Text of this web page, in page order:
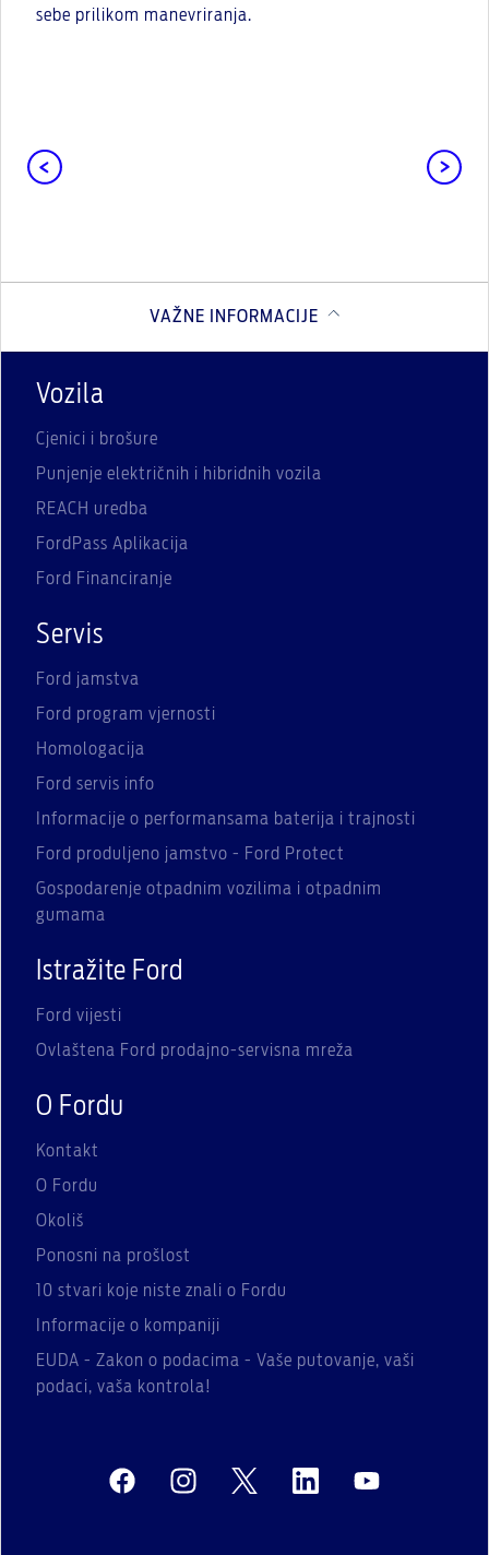
sebe prilikom manevriranja.
VAŽNE INFORMACIJE
Vozila
Cjenici i brošure
Punjenje električnih i hibridnih vozila
REACH uredba
FordPass Aplikacija
Ford Financiranje
Servis
Ford jamstva
Ford program vjernosti
Homologacija
Ford servis info
Informacije o performansama baterija i trajnosti
Ford produljeno jamstvo - Ford Protect
Gospodarenje otpadnim vozilima i otpadnim
gumama
Istražite Ford
Ford vijesti
Ovlaštena Ford prodajno-servisna mreža
O Fordu
Kontakt
O Fordu
Okoliš
Ponosni na prošlost
10 stvari koje niste znali o Fordu
Informacije o kompaniji
EUDA - Zakon o podacima - Vaše putovanje, vaši
podaci, vaša kontrola!